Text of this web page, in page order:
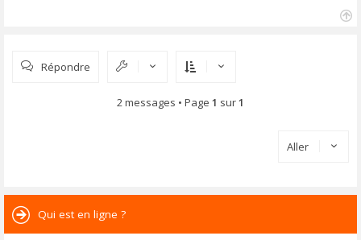
Répondre
2 messages • Page 1 sur1
Aller
Qui est en ligne ?